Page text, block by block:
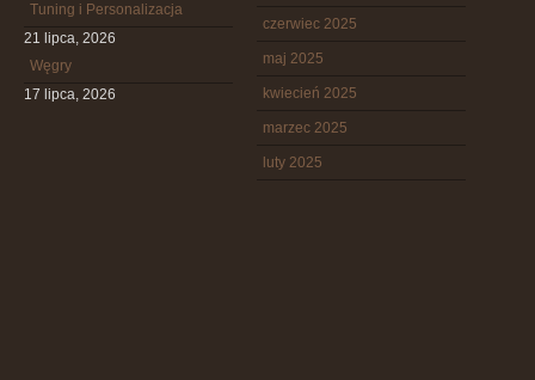
Tuning i Personalizacja
21 lipca, 2026
Węgry
17 lipca, 2026
czerwiec 2025
maj 2025
kwiecień 2025
marzec 2025
luty 2025